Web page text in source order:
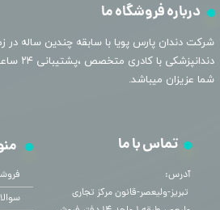
درباره فروشگاه ما
​شرکت دندان پارس پویا با سابقه چندین ساله در
شما عزیزان میباشد.
تماس با ما
آدرس:
​​​​​​​ تبریز-ولیعصر-قانون مرکز تجاری